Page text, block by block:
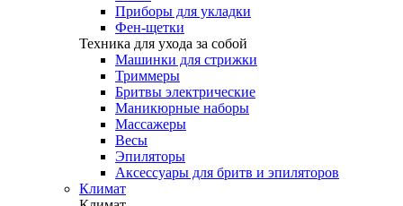
Приборы для укладки
Фен-щетки
Техника для ухода за собой
Машинки для стрижки
Триммеры
Бритвы электрические
Маникюрные наборы
Массажеры
Весы
Эпиляторы
Аксессуары для бритв и эпиляторов
Климат